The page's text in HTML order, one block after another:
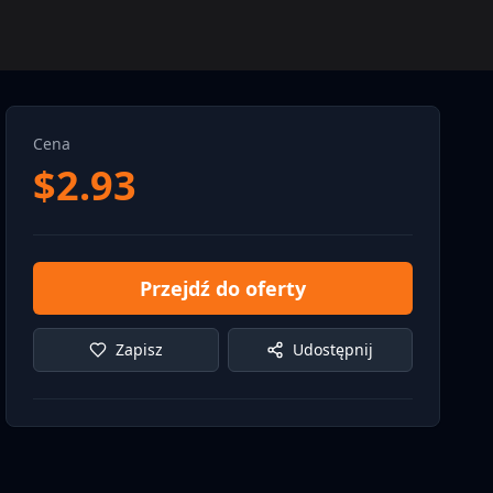
Cena
$2.93
Przejdź do oferty
Zapisz Udostępnij